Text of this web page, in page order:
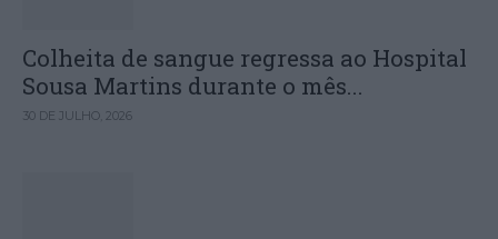
Colheita de sangue regressa ao Hospital
Sousa Martins durante o mês...
30 DE JULHO, 2026